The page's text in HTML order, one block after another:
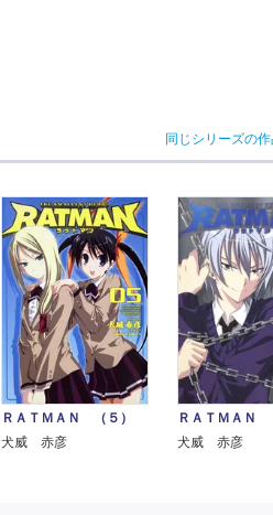
同じシリーズの
ＲＡＴＭＡＮ （５）
犬威 赤彦
ＲＡＴＭＡＮ
犬威 赤彦